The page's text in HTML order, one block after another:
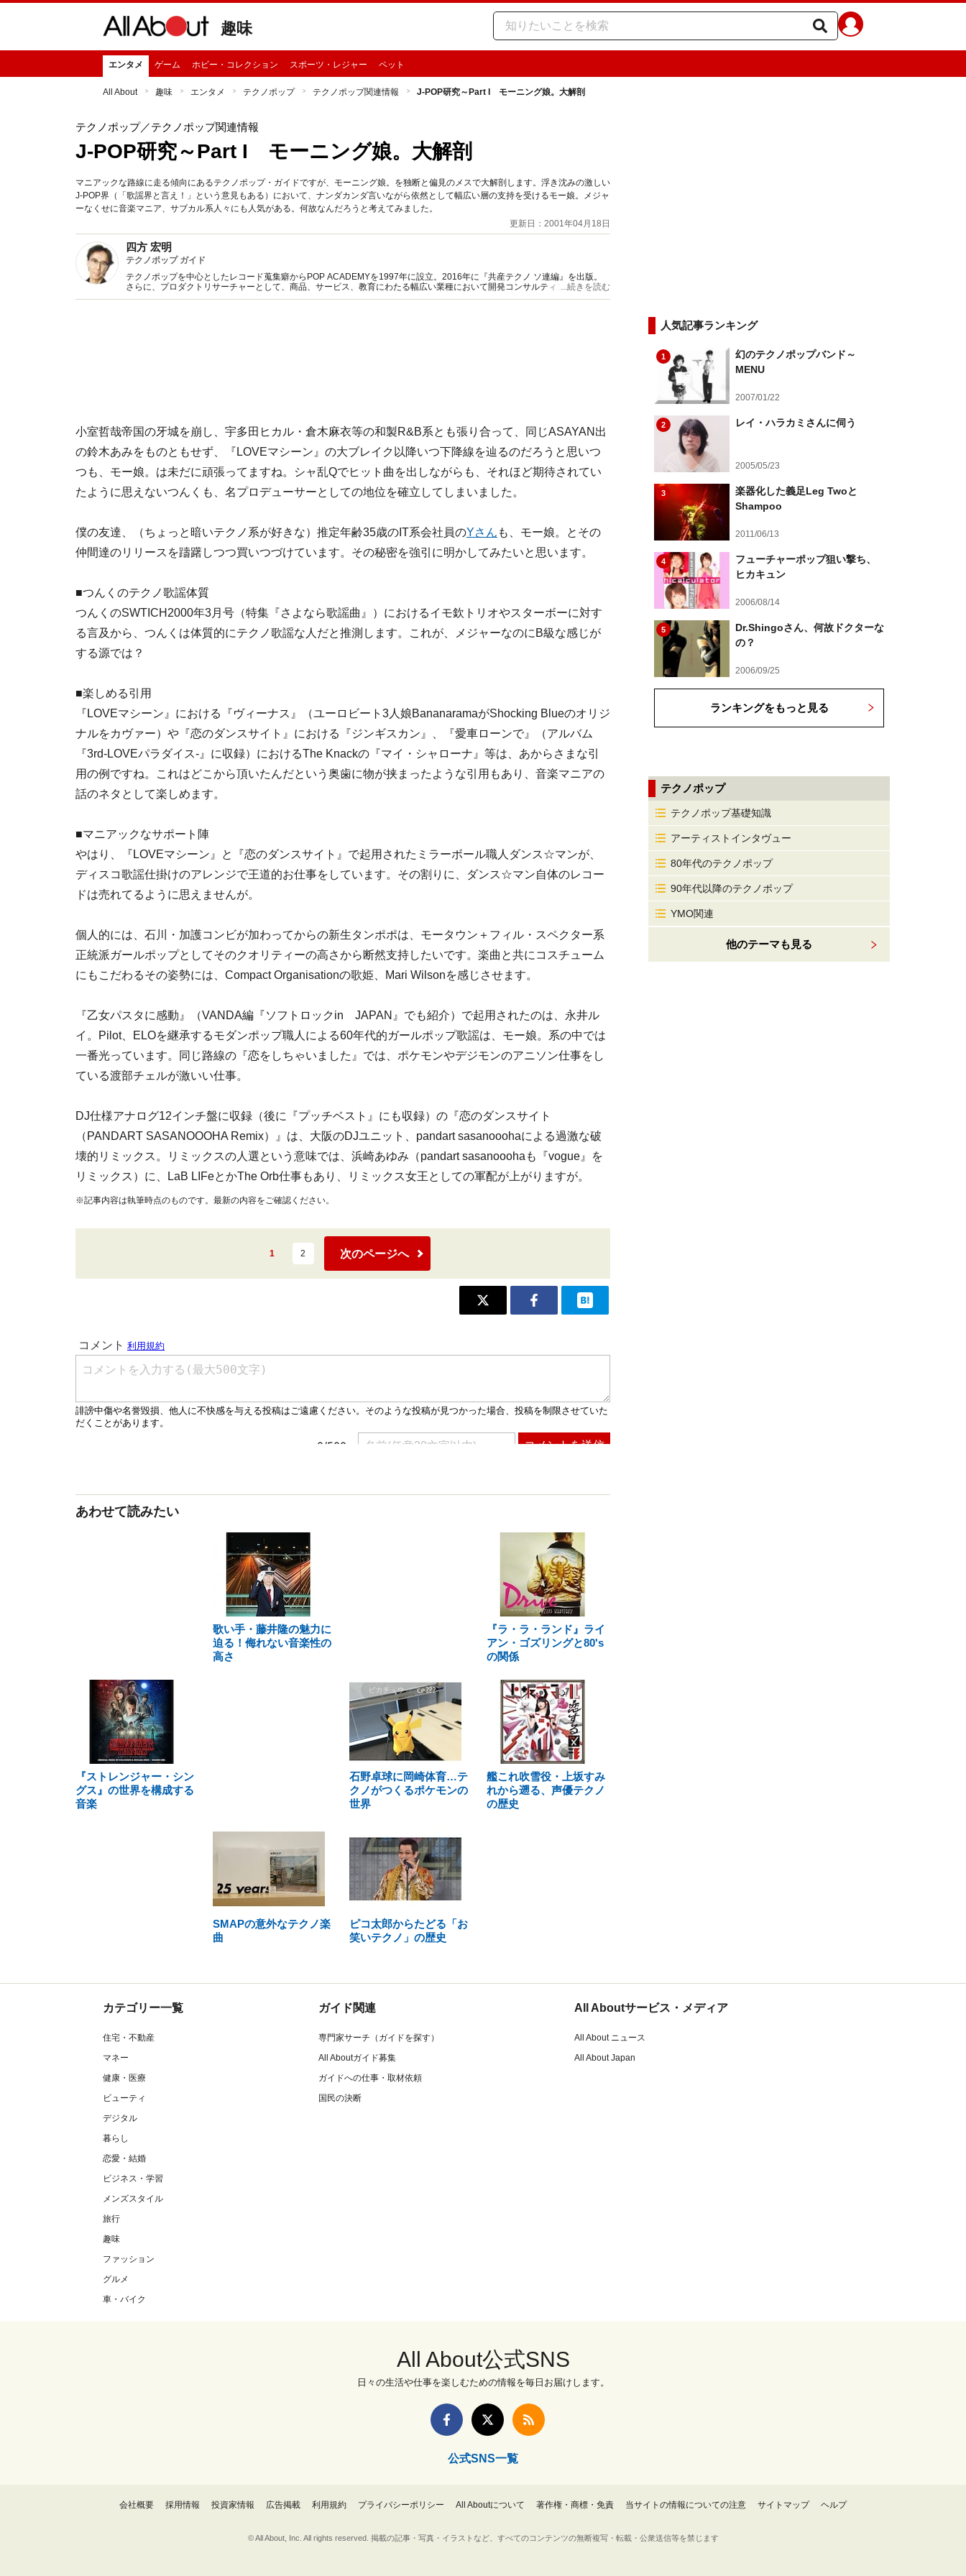
趣味
エンタメ ゲーム ホビー・コレクション スポーツ・レジャー ペット
All About 趣味 エンタメ テクノポップ テクノポップ関連情報 J-POP研究～Part I モーニング娘。大解剖
テクノポップ／テクノポップ関連情報
J-POP研究～Part I モーニング娘。大解剖
マニアックな路線に走る傾向にあるテクノポップ・ガイドですが、モーニング娘。を独断と偏見のメスで大解剖します。浮き沈みの激しい
J-POP界（「歌謡界と言え！」という意見もある）において、ナンダカンダ言いながら依然として幅広い層の支持を受けるモー娘。メジャ
ーなくせに音楽マニア、サブカル系人々にも人気がある。何故なんだろうと考えてみました。
更新日：2001年04月18日
四方 宏明
テクノポップ ガイド
テクノポップを中心としたレコード蒐集癖からPOP ACADEMYを1997年に設立。2016年に『共産テクノ ソ連編』を出版。
さらに、プロダクトリサーチャーとして、商品、サービス、教育にわたる幅広い業種において開発コンサルティングに従事。
Twitter（hiroaki4kata）も随時更新。
...続きを読む
小室哲哉帝国の牙城を崩し、宇多田ヒカル・倉木麻衣等の和製R&B系とも張り合って、同じASAYAN出
の鈴木あみをものともせず、『LOVEマシーン』の大ブレイク以降いつ下降線を辿るのだろうと思いつ
つも、モー娘。は未だに頑張ってますね。シャ乱Qでヒット曲を出しながらも、それほど期待されてい
たように思えないつんくも、名プロデューサーとしての地位を確立してしまいました。
僕の友達、（ちょっと暗いテクノ系が好きな）推定年齢35歳のIT系会社員のYさん も、モー娘。とその
仲間達のリリースを躊躇しつつ買いつづけています。その秘密を強引に明かしてみたいと思います。
■つんくのテクノ歌謡体質
つんくのSWTICH2000年3月号（特集『さよなら歌謡曲』）におけるイモ欽トリオやスターボーに対す
る言及から、つんくは体質的にテクノ歌謡な人だと推測します。これが、メジャーなのにB級な感じが
する源では？
■楽しめる引用
『LOVEマシーン』における『ヴィーナス』（ユーロビート3人娘BananaramaがShocking Blueのオリジ
ナルをカヴァー）や『恋のダンスサイト』における『ジンギスカン』、『愛車ローンで』（アルバム
『3rd-LOVEパラダイス-』に収録）におけるThe Knackの『マイ・シャローナ』等は、あからさまな引
用の例ですね。これはどこから頂いたんだという奥歯に物が挟まったような引用もあり、音楽マニアの
話のネタとして楽しめます。
■マニアックなサポート陣
やはり、『LOVEマシーン』と『恋のダンスサイト』で起用されたミラーボール職人ダンス☆マンが、
ディスコ歌謡仕掛けのアレンジで王道的お仕事をしています。その割りに、ダンス☆マン自体のレコー
ドは売れてるように思えませんが。
個人的には、石川・加護コンビが加わってからの新生タンポポは、モータウン＋フィル・スペクター系
正統派ガールポップとしてそのクオリティーの高さから断然支持したいです。楽曲と共にコスチューム
にもこだわるその姿勢には、Compact Organisationの歌姫、Mari Wilsonを感じさせます。
『乙女パスタに感動』（VANDA編『ソフトロックin JAPAN』でも紹介）で起用されたのは、永井ル
イ。Pilot、ELOを継承するモダンポップ職人による60年代的ガールポップ歌謡は、モー娘。系の中では
一番光っています。同じ路線の『恋をしちゃいました』では、ポケモンやデジモンのアニソン仕事をし
ている渡部チェルが激いい仕事。
DJ仕様アナログ12インチ盤に収録（後に『プッチベスト』にも収録）の『恋のダンスサイト
（PANDART SASANOOOHA Remix）』は、大阪のDJユニット、pandart sasanooohaによる過激な破
壊的リミックス。リミックスの人選という意味では、浜崎あゆみ（pandart sasanooohaも『vogue』を
リミックス）に、LaB LIFeとかThe Orb仕事もあり、リミックス女王としての軍配が上がりますが。
※記事内容は執筆時点のものです。最新の内容をご確認ください。
1 2 次のページへ
あわせて読みたい
歌い手・藤井隆の魅力に
迫る！侮れない音楽性の
高さ
『ラ・ラ・ランド』ライ
アン・ゴズリングと80's
の関係
『ストレンジャー・シン
グス』の世界を構成する
音楽
石野卓球に岡崎体育…テ
クノがつくるポケモンの
世界
艦これ吹雪役・上坂すみ
れから遡る、声優テクノ
の歴史
SMAPの意外なテクノ楽
曲
ピコ太郎からたどる「お
笑いテクノ」の歴史
人気記事ランキング
1
幻のテクノポップバンド～
MENU
2007/01/22
2 レイ・ハラカミさんに伺う
2005/05/23
3
楽器化した義足Leg Twoと
Shampoo
2011/06/13
4
フューチャーポップ狙い撃ち、
ヒカキュン
2006/08/14
5
Dr.Shingoさん、何故ドクターな
の？
2006/09/25
ランキングをもっと見る
テクノポップ
テクノポップ基礎知識
アーティストインタヴュー
80年代のテクノポップ
90年代以降のテクノポップ
YMO関連
他のテーマも見る
カテゴリー一覧
住宅・不動産
マネー
健康・医療
ビューティ
デジタル
暮らし
恋愛・結婚
ビジネス・学習
メンズスタイル
旅行
趣味
ファッション
グルメ
車・バイク
ガイド関連
専門家サーチ（ガイドを探す）
All Aboutガイド募集
ガイドへの仕事・取材依頼
国民の決断
All Aboutサービス・メディア
All About ニュース
All About Japan
All About公式SNS
日々の生活や仕事を楽しむための情報を毎日お届けします。
公式SNS一覧
会社概要 採用情報 投資家情報 広告掲載 利用規約 プライバシーポリシー All Aboutについて 著作権・商標・免責 当サイトの情報についての注意 サイトマップ ヘルプ
© All About, Inc. All rights reserved. 掲載の記事・写真・イラストなど、すべてのコンテンツの無断複写・転載・公衆送信等を禁じます